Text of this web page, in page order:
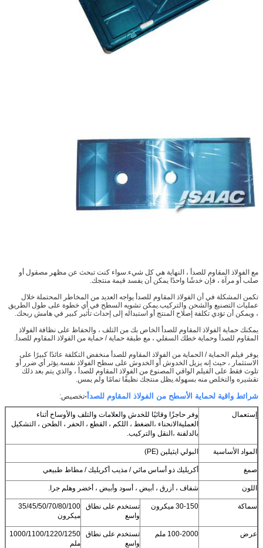
إرسال
مع الفولاذ المقاوم للصدأ ، النهاية هي كل شيء.سواء كنت تبحث عن مظهر مصقول أو
صلب أو مرآة ، فإن خدشًا واحدًا يمكن أن يفسد قيمة منتجك.
تكمن المشكلة في أن الفولاذ المقاوم للصدأ يواجه العديد من المخاطر المحتملة خلال
عمليات التصنيع والشحن والتركيب.يمكن تشويه السطح في أي خطوة على طول الطريق
، ويمكن أن تؤدي تكلفة إصلاح المنتج أو استبداله إلى إحداث تأثير كبير في هامش ربحك.
يمكنك حماية الفولاذ المقاوم للصدأ الخاص بك من التلف ، والحفاظ على نظافة الفولاذ
المقاوم للصدأ وحماية خطك السفلي ، مع طبقة حماية / حماية من الفولاذ المقاوم للصدأ.
يوفر فيلم الحماية / الحماية من الفولاذ المقاوم للصدأ منخفض التكلفة عائدًا كبيرًا على
الاستثمار ، حيث إنه يزيل الخدوش أو الخدوش على سطح الفولاذ نفسه.يؤثر أي ضرر أو
تلوث فقط على الفيلم الواقي المصنوع من الفولاذ المقاوم للصدأ ، والذي يتم بعد ذلك
تقشيره والتخلص منه بسهولة.يظل منتجك نظيفًا تمامًا ولم يمس.
شرائط واقية لحماية الأسطح من الفولاذ المقاوم للصدأ-تخصيص:
إستعمال
وفر حاجزًا وقائيًا للخدش والعلامات والتلف والأوساخ أثناء
العمليةالانحناء ،الضغط ، اللكم ، القطع ، الحفر ، الطحن ، التشكيل
بالدلفنة ،النقل والتركيب.
المواد الأساسية البولي ايثيلين (PE)
صمغ أكريليك ذو أساس مائي / مذيب أكريليك / مطاط طبيعي
اللون شفاف ، أزرق ، أبيض ، أسود وأبيض ، أخضر وهلم جرا.
سماكة 30-150 ميكرون
تستخدم على نطاق
واسع
35/45/50/70/80/100
ميكرون
عرض 100-2000 ملم
تستخدم على نطاق
واسع
1000/1100/1220/1250
ملم